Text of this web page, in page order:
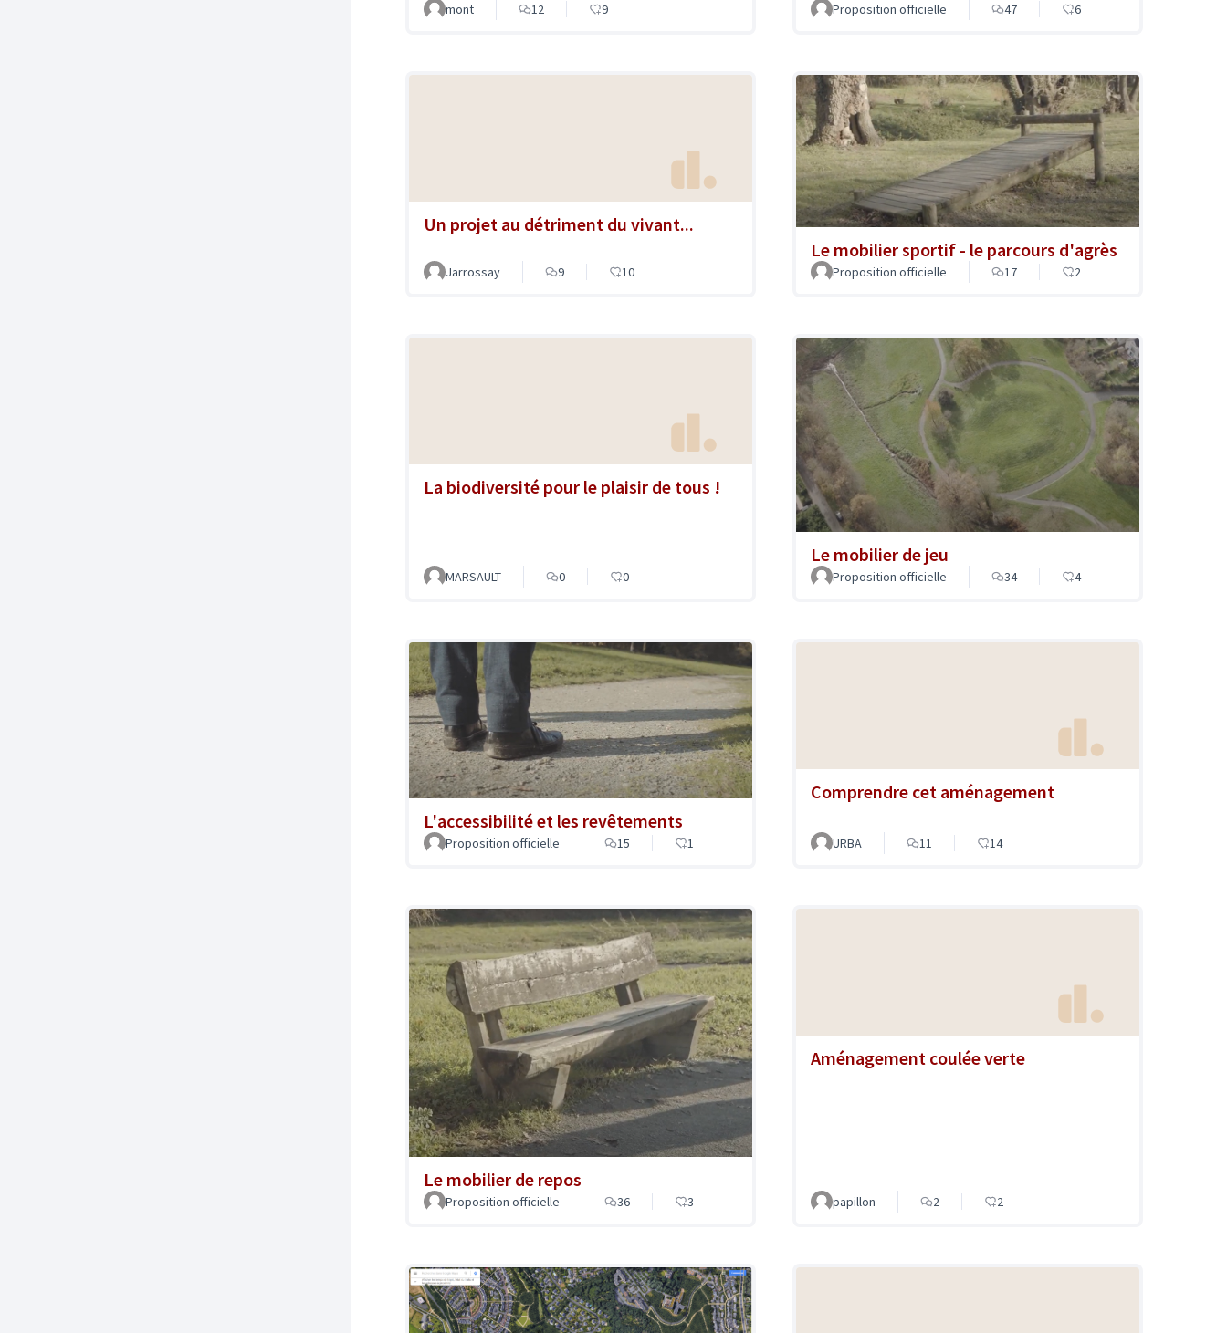
mont 12 9 Proposition officielle 47 6
Un projet au détriment du vivant...
Jarrossay 9 10
Le mobilier sportif - le parcours d'agrès
Proposition officielle 17 2
La biodiversité pour le plaisir de tous !
MARSAULT 0 0
Le mobilier de jeu
Proposition officielle 34 4
L'accessibilité et les revêtements
Proposition officielle 15 1
Comprendre cet aménagement
URBA 11 14
Le mobilier de repos
Proposition officielle 36 3
Aménagement coulée verte
papillon 2 2